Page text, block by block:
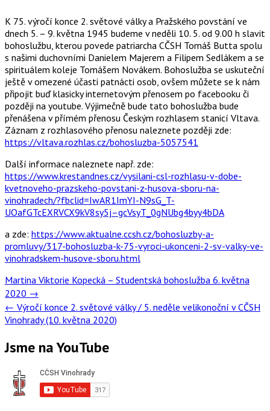
K 75. výročí konce 2. světové války a Pražského povstání ve
dnech 5. – 9. května 1945 budeme v neděli 10. 5. od 9.00 h slavit
bohoslužbu, kterou povede patriarcha CČSH Tomáš Butta spolu
s našimi duchovními Danielem Majerem a Filipem Sedlákem a se
spirituálem koleje Tomášem Novákem. Bohoslužba se uskuteční
ještě v omezené účasti patnácti osob, ovšem můžete se k nám
připojit buď klasicky internetovým přenosem po facebooku či
později na youtube. Výjimečně bude tato bohoslužba bude
přenášena v přímém přenosu Českým rozhlasem stanicí Vltava.
Záznam z rozhlasového přenosu naleznete později zde:
https://vltava.rozhlas.cz/bohosluzba-5057541
Další informace naleznete např. zde:
https://www.krestandnes.cz/vysilani-csl-rozhlasu-v-dobe-
kvetnoveho-prazskeho-povstani-z-husova-sboru-na-
vinohradech/?fbclid=IwAR1ImYI-N9sG_T-
UOafGTcEXRVCX9kV8sy5j–gcVsyT_0gNUbg4byy4bDA
a zde: https://www.aktualne.ccsh.cz/bohosluzby-a-
promluvy/317-bohosluzba-k-75-vyroci-ukonceni-2-sv-valky-ve-
vinohradskem-husove-sboru.html
Post
navigation
Martina Viktorie Kopecká – Studentská bohoslužba 6. května
2020 →
← Výročí konce 2. světové války / 5. neděle velikonoční v CČSH
Vinohrady (10. května 2020)
Jsme na YouTube